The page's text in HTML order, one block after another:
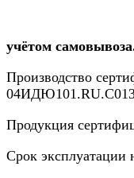
учётом
Производство
Продукция
Срок эксплуатации